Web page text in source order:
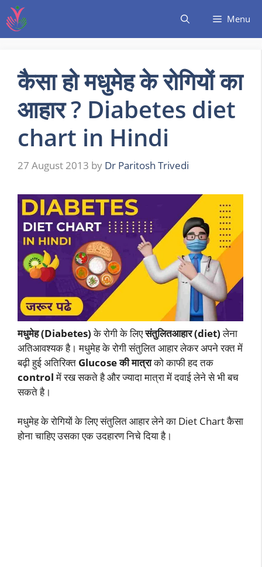
Menu
कैसा हो मधुमेह के रोगियों का
आहार ? Diabetes diet
chart in Hindi
27 August 2013 by Dr Paritosh Trivedi
मधुमेह (Diabetes)के रोगी के लिएसंतुलितआहार (diet)लेना
अतिआवश्यक है। मधुमेह के रोगी संतुलित आहार लेकर अपने रक्त में
बढ़ी हुई अतिरिक्त Glucoseकी मात्राको काफी हद तक
controlमें रख सकते है और ज्यादा मात्रा में दवाई लेने से भी बच
सकते है।
मधुमेह के रोगियों के लिए संतुलित आहार लेने का Diet Chart कैसा
होना चाहिए उसका एक उदहारण निचे दिया है।